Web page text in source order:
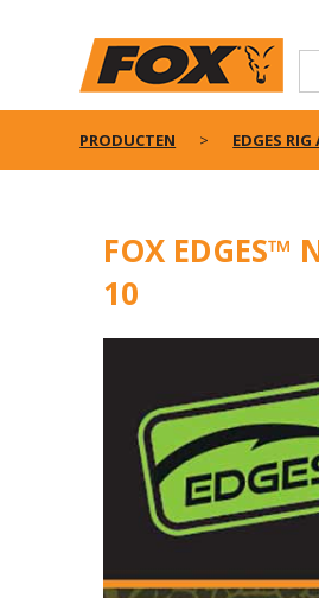
PRODUCTEN EDGES RIG
FOX EDGES™
10